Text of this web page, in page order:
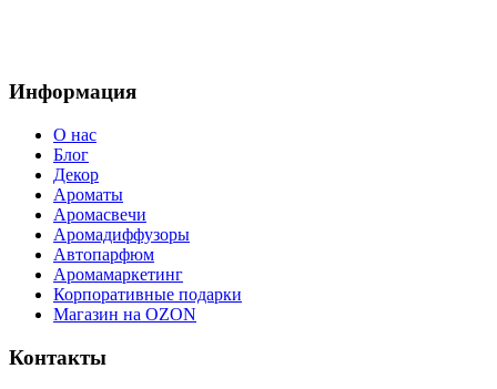
Информация
О нас
Блог
Декор
Ароматы
Аромасвечи
Аромадиффузоры
Автопарфюм
Аромамаркетинг
Корпоративные подарки
Магазин на OZON
Контакты